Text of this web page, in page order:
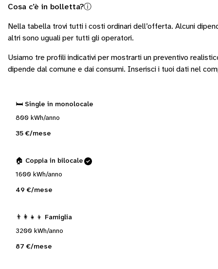
Cosa c’è in bolletta?ⓘ
Nella tabella trovi tutti i costi ordinari dell’offerta. Alcuni
altri sono uguali per tutti gli operatori.
Usiamo tre profili indicativi per mostrarti un preventivo
dipende dal comune e dai consumi. Inserisci i tuoi dati nel
🛏️ Single in monolocale
800 kWh/anno
35 €/mese
🏠 Coppia in bilocale
1600 kWh/anno
49 €/mese
👨‍👩‍👧‍👦 Famiglia
3200 kWh/anno
87 €/mese